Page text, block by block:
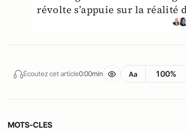
révolte s’appuie sur la réalité
Écoutez cet article0:00min Aa 100%
MOTS-CLES